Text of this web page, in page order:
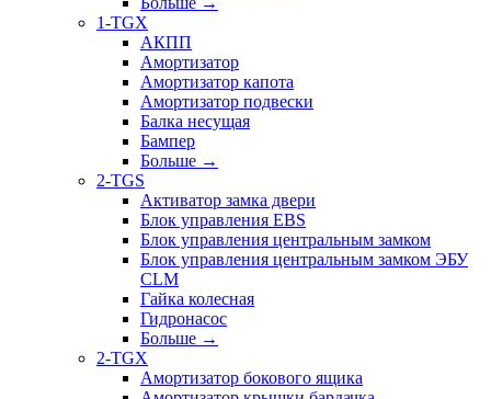
1-TGX
АКПП
Амортизатор
Амортизатор капота
Амортизатор подвески
Балка несущая
Бампер
Больше →
2-TGS
Активатор замка двери
Блок управления EBS
Блок управления центральным замком
Блок управления центральным замком ЭБУ
CLM
Гайка колесная
Гидронасос
Больше →
2-TGX
Амортизатор бокового ящика